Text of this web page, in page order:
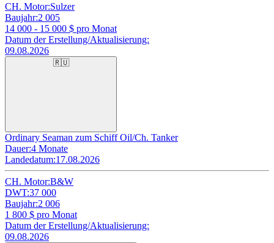
CH. Motor:Sulzer
Baujahr:2 005
14 000 - 15 000 $ pro Monat
Datum der Erstellung/Aktualisierung:
09.08.2026
🇷🇺
Ordinary Seaman zum Schiff Oil/Ch. Tanker
Dauer:4 Monate
Landedatum:17.08.2026
CH. Motor:B&W
DWT:37 000
Baujahr:2 006
1 800 $ pro Monat
Datum der Erstellung/Aktualisierung:
09.08.2026